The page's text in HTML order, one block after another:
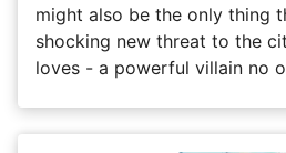
might also be the only thing
shocking new threat to the
loves - a powerful villain no